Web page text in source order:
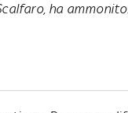
ha